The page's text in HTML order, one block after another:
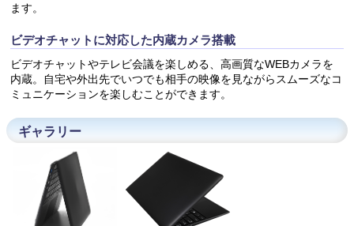
ます。
ビデオチャットに対応した内蔵カメラ搭載
ビデオチャットやテレビ会議を楽しめる、高画質なWEBカメラを
内蔵。自宅や外出先でいつでも相手の映像を見ながらスムーズなコ
ミュニケーションを楽しむことができます。
ギャラリー